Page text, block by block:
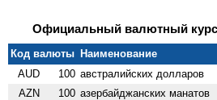
Официальный валютный курс
Код валюты Наименование
AUD
100 австралийских долларов
AZN 100 азербайджанских манатов